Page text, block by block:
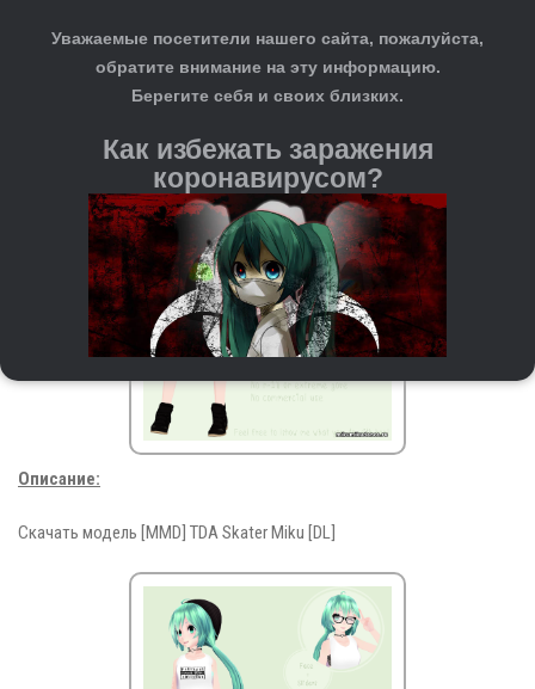
Уважаемые посетители нашего сайта, пожалуйста,
обратите внимание на эту информацию.
Берегите себя и своих близких.
Как избежать заражения
коронавирусом?
Регулярно мойте руки с мылом и водой или
основе.
бумажной салфеткой или согнутым локтём. После
этого важно сразу выкидывать салфетку и мыть
Старайтесь не трогать руками глаза, нос и рот — это
входные ворота для вируса.
Держитесь на расстоянии от людей с кашлем,
СКАЧАТЬ МОДЕЛЬ [MMD] TDA SKATER MIKU [DL]
Описание:
Скачать модель [MMD] TDA Skater Miku [DL]